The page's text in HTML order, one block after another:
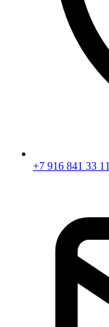
+7 916 841 33 11